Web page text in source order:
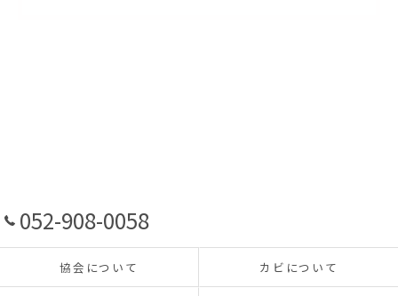
052-908-0058
協会について カビについて